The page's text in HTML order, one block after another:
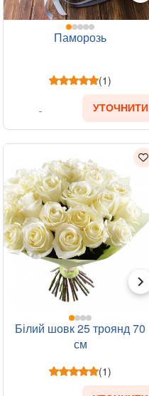
Паморозь
(1)
УТОЧНИТИ
Білий шовк 25 троянд 70
см
(1)